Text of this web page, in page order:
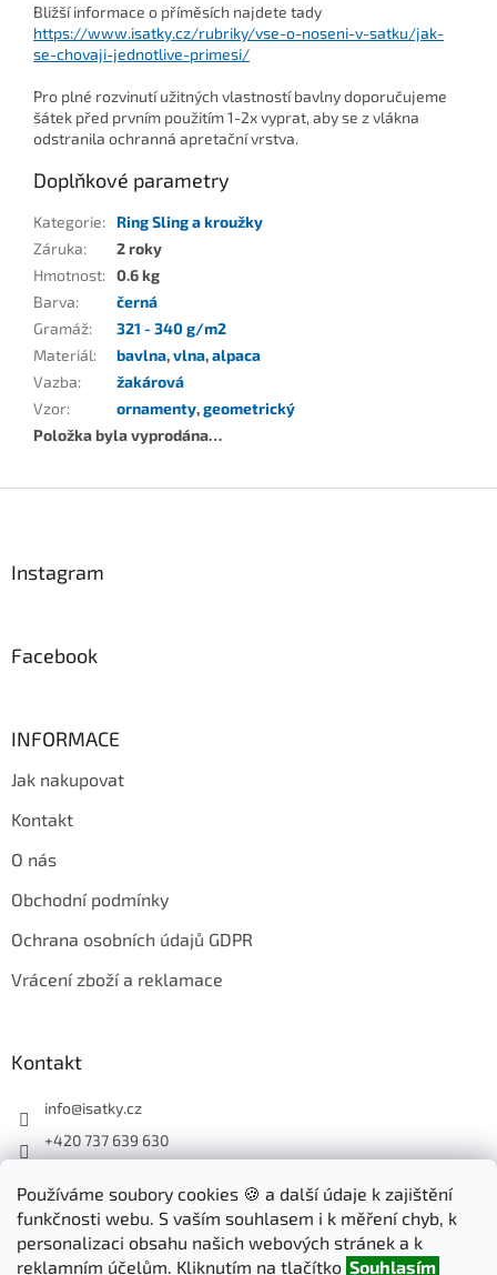
Používáme soubory cookies 🍪 a další údaje k zajištění
funkčnosti webu. S vaším souhlasem i k měření chyb, k
personalizaci obsahu našich webových stránek a k
reklamním účelům. Kliknutím na tlačítko Souhlasím
Bližší informace o příměsích najdete tady
https://www.isatky.cz/rubriky/vse-o-noseni-v-satku/jak-
se-chovaji-jednotlive-primesi/
Pro plné rozvinutí užitných vlastností bavlny doporučujeme
šátek před prvním použitím 1-2x vyprat, aby se z vlákna
odstranila ochranná apretační vrstva.
Doplňkové parametry
Kategorie:
Ring Sling a kroužky
Záruka:
2 roky
Hmotnost: 0.6 kg
Barva:
černá
Gramáž:
321 - 340 g/m2
Materiál: bavlna,vlna,alpaca
Vazba:
žakárová
Vzor: ornamenty,geometrický
Položka byla vyprodána…
Instagram
Facebook
INFORMACE
Jak nakupovat
Kontakt
O nás
Obchodní podmínky
Ochrana osobních údajů GDPR
Vrácení zboží a reklamace
Kontakt
info@isatky.cz
+420 737 639 630
isatky_cz